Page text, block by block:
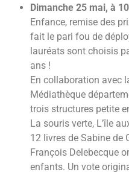
Dimanche 25 mai, à
Enfance, remise des
fait le pari fou de
lauréats sont choisis
ans !
En collaboration avec
Médiathèque
trois structures petite
La souris verte, L’île
12 livres de Sabine de
François Delebecque
enfants. Un vote